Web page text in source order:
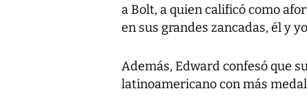
a Bolt, a quien calificó como
en sus grandes zancadas, él y
Además, Edward confesó que
latinoamericano con más